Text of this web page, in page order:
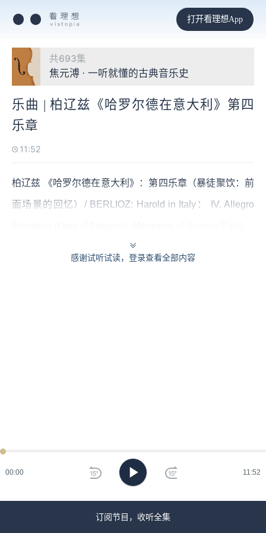
00:00 11:52
打开看理想App
共693集
焦元溥 · 一听就懂的古典音乐史
乐曲 | 柏辽兹《哈罗尔德在意大利》第四
乐章
11:52
柏辽兹 《哈罗尔德在意大利》：第四乐章（暴徒聚饮：前
面场景的回忆）/ BERLIOZ: Harold in Italy： IV. Allegro
感谢试听试读，登录查看全部内容
订阅节目，收听全集